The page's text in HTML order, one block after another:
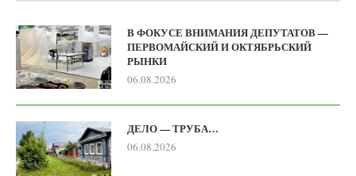
В ФОКУСЕ ВНИМАНИЯ ДЕПУТАТОВ —
ПЕРВОМАЙСКИЙ И ОКТЯБРЬСКИЙ
РЫНКИ
06.08.2026
ДЕЛО — ТРУБА…
06.08.2026